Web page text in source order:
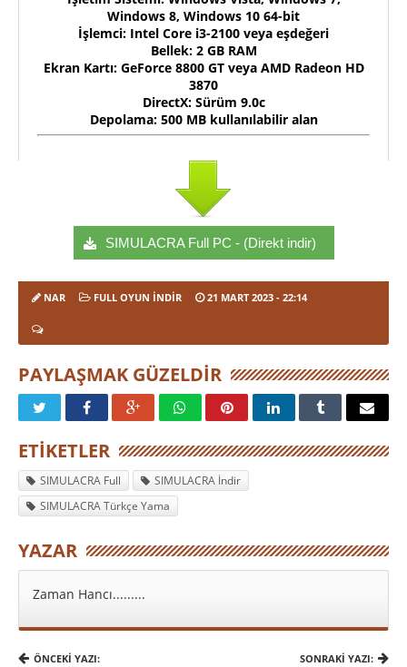
Windows 8, Windows 10 64-bit
İşlemci: Intel Core i3-2100 veya eşdeğeri
Bellek: 2 GB RAM
Ekran Kartı: GeForce 8800 GT veya AMD Radeon HD
3870
DirectX: Sürüm 9.0c
Depolama: 500 MB kullanılabilir alan
SIMULACRA Full PC - (Direkt indir)
NAR FULL OYUN İNDIR 21 MART 2023 - 22:14
PAYLAŞMAK GÜZELDIR
ETIKETLER
SIMULACRA Full
SIMULACRA İndir
SIMULACRA Türkçe Yama
YAZAR
Zaman Hancı.........
ÖNCEKI YAZI: SONRAKI YAZI: